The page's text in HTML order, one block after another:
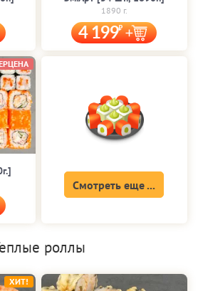
1890 г.
4 199
Смотреть еще ...
роллы
ХИТ!